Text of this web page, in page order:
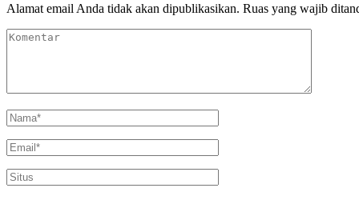
Alamat email Anda tidak akan dipublikasikan. Ruas yang wajib